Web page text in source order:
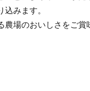
みます。
場のおいしさをご賞